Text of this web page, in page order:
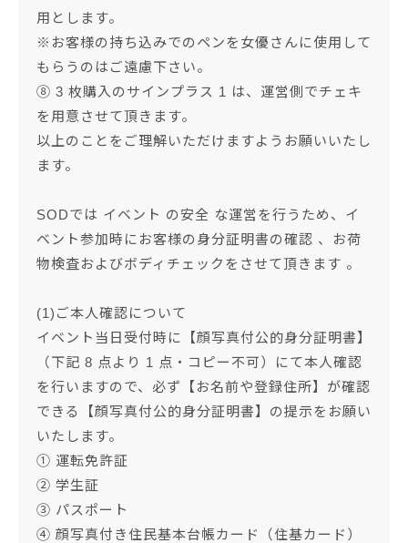
用とします。
※お客様の持ち込みでのペンを女優さんに使用して
もらうのはご遠慮下さい。
⑧ 3 枚購入のサインプラス 1 は、運営側でチェキ
を用意させて頂きます。
以上のことをご理解いただけますようお願いいたし
ます。
SODでは イベント の安全 な運営を行うため、イ
ベント参加時にお客様の身分証明書の確認 、お荷
物検査およびボディチェックをさせて頂きます 。
(1)ご本人確認について
イベント当日受付時に【顔写真付公的身分証明書】
（下記 8 点より 1 点・コピー不可）にて本人確認
を行いますので、必ず【お名前や登録住所】が確認
できる【顔写真付公的身分証明書】の提示をお願い
いたします。
① 運転免許証
② 学生証
③ パスポート
④ 顔写真付き住民基本台帳カード（住基カード）